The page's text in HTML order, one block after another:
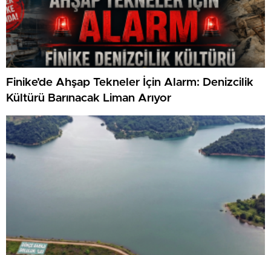
Finike’de Ahşap Tekneler İçin Alarm: Denizcilik
Kültürü Barınacak Liman Arıyor